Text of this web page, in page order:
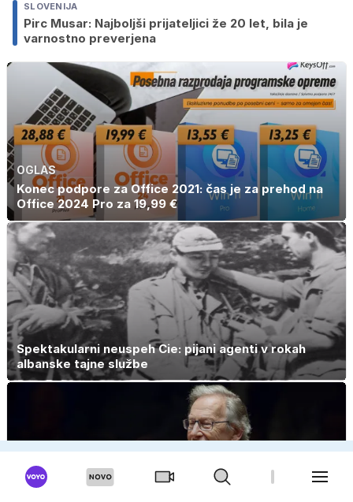
SLOVENIJA
Pirc Musar: Najboljši prijateljici že 20 let, bila je
varnostno preverjena
OGLAS
Konec podpore za Office 2021: čas je za prehod na
Office 2024 Pro za 19,99 €
Spektakularni neuspeh Cie: pijani agenti v rokah
albanske tajne službe
OGLAS